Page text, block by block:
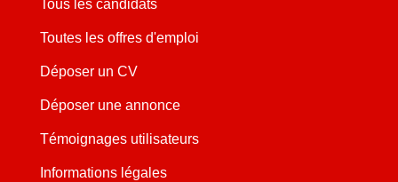
Tous les candidats
Toutes les offres d'emploi
Déposer un CV
Déposer une annonce
Témoignages utilisateurs
Informations légales